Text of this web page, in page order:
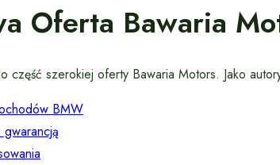
Oferta Bawaria
część szerokiej oferty Bawaria Motors. Jako
BMW